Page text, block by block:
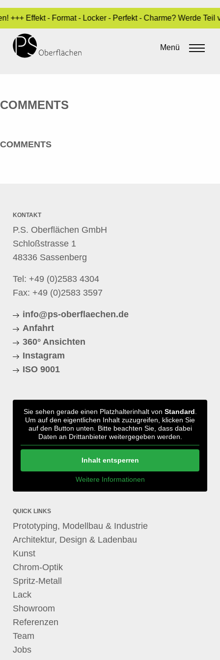
Effekt - Format - Locker - Perfekt - Charme? Werde
Menü
MARKTUNDDESIGN
admin•20. Mai 2016
COMMENTS
COMMENTS
KONTAKT
P.S. Oberflächen GmbH
Schloßstrasse 1
48336 Sassenberg
Tel: +49 (0)2583 4304
Fax: +49 (0)2583 3597
info@ps-oberflaechen.de
Anfahrt
360° Ansichten
Instagram
ISO 9001
Sie sehen gerade einen Platzhalterinhalt von Standard
Um auf den eigentlichen Inhalt zuzugreifen, klicken Sie
auf den Button unten. Bitte beachten Sie, dass dabei
Daten an Drittanbieter weitergegeben werden.
Inhalt entsperren
Weitere Informationen
QUICK LINKS
Prototyping, Modellbau & Industrie
Architektur, Design & Ladenbau
Kunst
Chrom-Optik
Spritz-Metall
Lack
Showroom
Referenzen
Team
Jobs